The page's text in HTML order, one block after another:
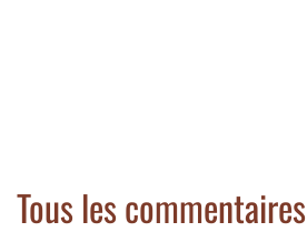
Tous les commentaires